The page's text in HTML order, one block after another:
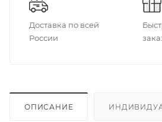
Доставка по всей
России
ОПИСАНИЕ